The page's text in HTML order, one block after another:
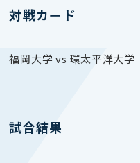
対戦カード
福岡大学 vs 環太平洋大学
試合結果